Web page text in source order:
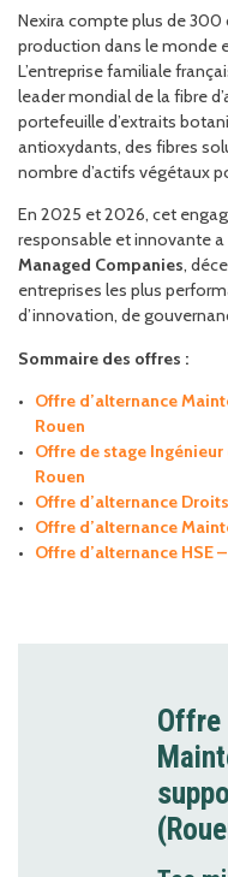
Nexira compte plus de 300
production dans le monde
L’entreprise familiale
leader mondial de la fibre
portefeuille d’extraits
antioxydants, des fibres
nombre d’actifs végétaux
En 2025 et 2026, cet
responsable et innovante
Managed Companies,
entreprises les plus
d’innovation, de
Sommaire des offres :
Offre d’alternance
Rouen
Offre de stage
Rouen
Offre d’alternance
Offre d’alternance
Offre d’alternance HSE
Offre